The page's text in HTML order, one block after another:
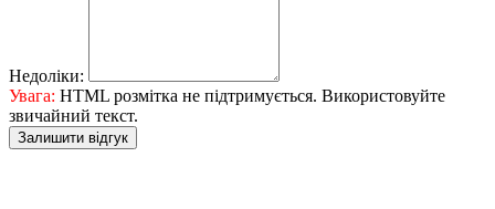
Недоліки:
Увага: HTML розмітка не підтримується. Використовуйте
звичайний текст.
Залишити відгук